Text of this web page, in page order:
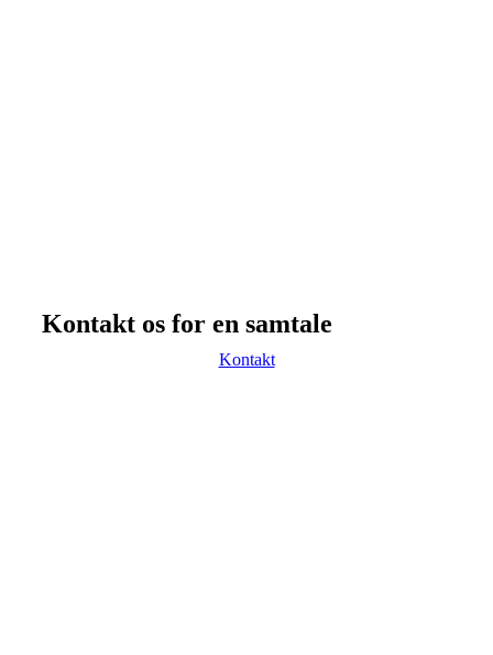
Kontakt os for en samtale
Kontakt